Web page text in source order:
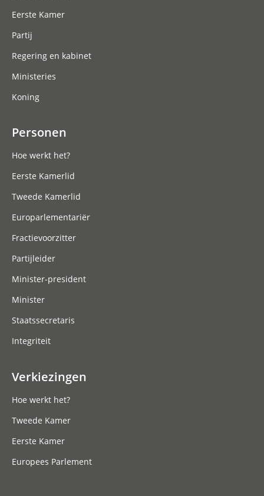
Eerste Kamer
Partij
Regering en kabinet
Ministeries
Koning
Personen
Hoe werkt het?
Eerste Kamerlid
Tweede Kamerlid
Europarlementariër
Fractievoorzitter
Partijleider
Minister-president
Minister
Staatssecretaris
Integriteit
Verkiezingen
Hoe werkt het?
Tweede Kamer
Eerste Kamer
Europees Parlement